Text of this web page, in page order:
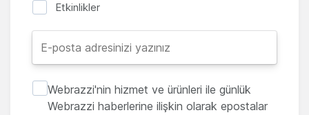
Etkinlikler
Webrazzi'nin hizmet ve ürünleri ile günlük
Webrazzi haberlerine ilişkin olarak epostalar